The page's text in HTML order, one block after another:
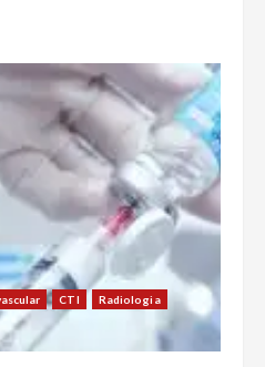
CTI
Radiologia